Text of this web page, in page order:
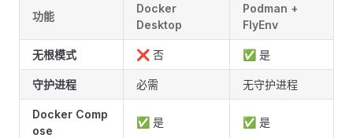
功能
Docker
Desktop
Podman +
FlyEnv
无根模式 ❌ 否 ✅ 是
守护进程 必需 无守护进程
Docker Comp
ose
✅ 是 ✅ 是